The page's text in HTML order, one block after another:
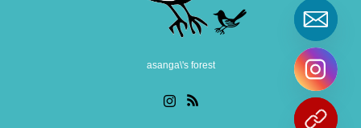
asanga\'s forest